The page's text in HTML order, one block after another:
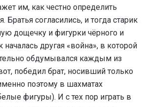
им, как честно определить
Братья согласились, и тогда старик
дощечку и фигурки чёрного и
началась другая «война», в которой
обдумывался каждым из
победил брат, носивший только
поэтому в шахматах
фигуры). И с тех пор играть в